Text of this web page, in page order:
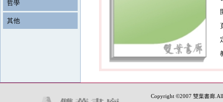
哲學
其他
Copyright ©2007 雙葉書廊.All